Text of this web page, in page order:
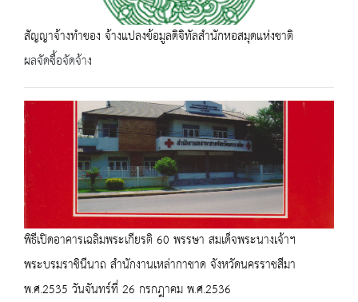
สัญญาจ้างทำของ จ้างแปลงข้อมูลดิจิทัลสำนักหอสมุดแห่งชาติ
ผลจัดซื้อจัดจ้าง
พิธีเปิดอาคารเฉลิมพระเกียรติ 60 พรรษา สมเด็จพระนางเจ้าฯ
พระบรมราชินีนาถ สำนักงานเหล่ากาชาด จังหวัดนครราชสีมา
พ.ศ.2535 วันจันทร์ที่ 26 กรกฎาคม พ.ศ.2536